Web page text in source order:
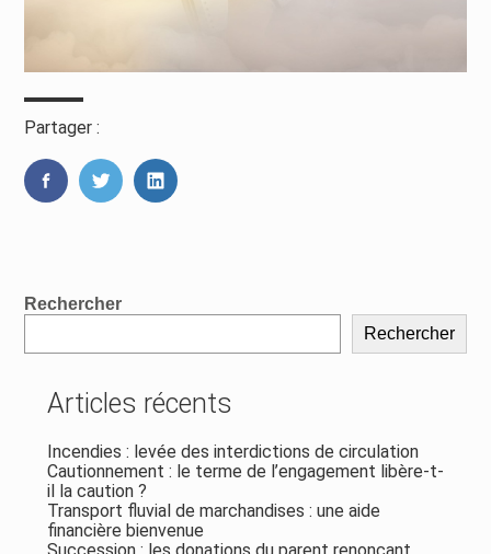
Partager :
FaceBookTwitterLinkedIn
Blog
Rechercher
Rechercher
Articles récents
Incendies : levée des interdictions de circulation
Cautionnement : le terme de l’engagement libère-t-
il la caution ?
Transport fluvial de marchandises : une aide
financière bienvenue